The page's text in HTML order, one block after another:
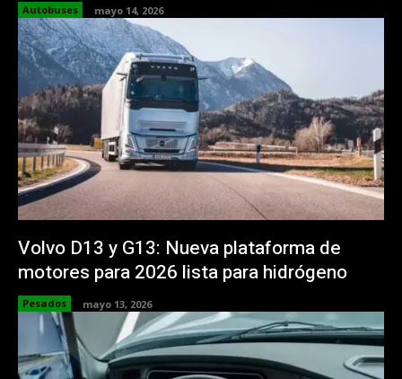
Autobuses mayo 14, 2026
Volvo D13 y G13: Nueva plataforma de
motores para 2026 lista para hidrógeno
Pesados mayo 13, 2026